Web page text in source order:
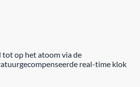
op het atoom via de
real-time klok